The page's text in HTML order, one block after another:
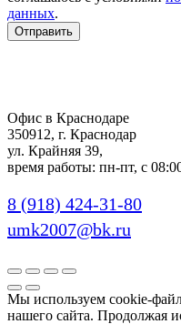
данных.
Отправить
Офис в Краснодаре
350912, г. Краснодар
ул. Крайняя 39,
время работы: пн-пт, с
8 (918) 424-31-80
umk2007@bk.ru
Мы используем cookie-
нашего сайта. Продолжая